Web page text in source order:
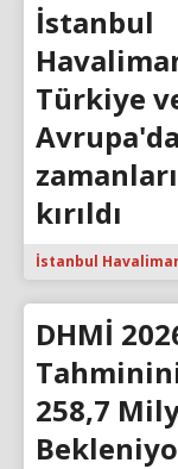
İstanbul
Türkiye
kırıldı
İstanbul
DHMİ
258,7